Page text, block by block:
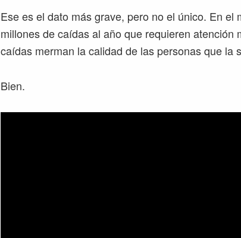
Ese es el dato más grave, pero no el único. En el
millones de caídas al año que requieren atención
caídas merman la calidad de las personas que la
Bien.